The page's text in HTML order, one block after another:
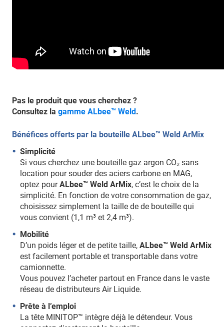
Pas le produit que vous cherchez ?
Consultez la gamme ALbee™ Weld .
Bénéfices offerts par la bouteille ALbee™ Weld ArMix
Simplicité
Si vous cherchez une bouteille gaz argon CO₂ sans
location pour souder des aciers carbone en MAG,
optez pourALbee™ Weld ArMix, c’est le choix de la
simplicité. En fonction de votre consommation de gaz,
choisissez simplement la taille de de bouteille qui
vous convient (1,1 m³ et 2,4 m³).
Mobilité
D’un poids léger et de petite taille, ALbee™ Weld ArMix
est facilement portable et transportable dans votre
camionnette.
Vous pouvez l’acheter partout en France dans le vaste
réseau de distributeurs Air Liquide.
Prête à l’emploi
La tête MINITOP™ intègre déjà le détendeur. Vous